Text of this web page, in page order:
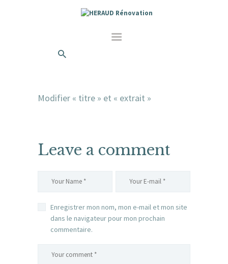
Modifier « titre » et « extrait »
Leave a comment
Enregistrer mon nom, mon e-mail et mon site
dans le navigateur pour mon prochain
commentaire.